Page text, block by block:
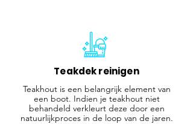
Teakdek reinigen
Teakhout is een belangrijk element van
een boot. Indien je teakhout niet
behandeld verkleurt deze door een
natuurlijkproces in de loop van de jaren.